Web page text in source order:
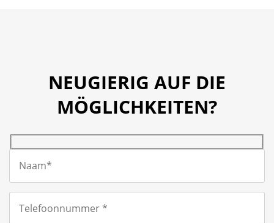
NEUGIERIG AUF DIE
MÖGLICHKEITEN?